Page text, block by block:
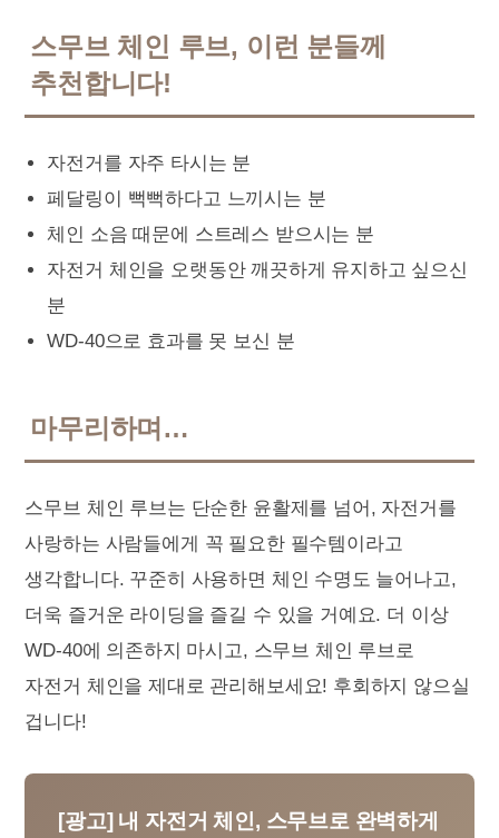
스무브 체인 루브, 이런 분들께
추천합니다!
자전거를 자주 타시는 분
페달링이 뻑뻑하다고 느끼시는 분
체인 소음 때문에 스트레스 받으시는 분
자전거 체인을 오랫동안 깨끗하게 유지하고 싶으신
분
WD-40으로 효과를 못 보신 분
마무리하며…
스무브 체인 루브는 단순한 윤활제를 넘어, 자전거를
사랑하는 사람들에게 꼭 필요한 필수템이라고
생각합니다. 꾸준히 사용하면 체인 수명도 늘어나고,
더욱 즐거운 라이딩을 즐길 수 있을 거예요. 더 이상
WD-40에 의존하지 마시고, 스무브 체인 루브로
자전거 체인을 제대로 관리해보세요! 후회하지 않으실
겁니다!
[광고] 내 자전거 체인, 스무브로 완벽하게